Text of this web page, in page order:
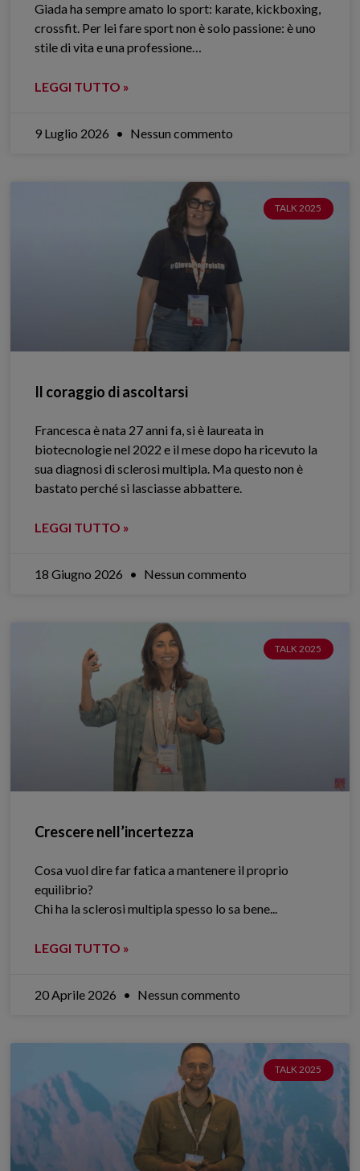
Giada ha sempre amato lo sport: karate, kickboxing,
crossfit. Per lei fare sport non è solo passione: è uno
stile di vita e una professione…
LEGGI TUTTO »
9 Luglio 2026 Nessun commento
TALK 2025
Il coraggio di ascoltarsi
Francesca è nata 27 anni fa, si è laureata in
biotecnologie nel 2022 e il mese dopo ha ricevuto la
sua diagnosi di sclerosi multipla. Ma questo non è
bastato perché si lasciasse abbattere.
LEGGI TUTTO »
18 Giugno 2026 Nessun commento
TALK 2025
Crescere nell’incertezza
Cosa vuol dire far fatica a mantenere il proprio
equilibrio?
Chi ha la sclerosi multipla spesso lo sa bene.​..
LEGGI TUTTO »
20 Aprile 2026 Nessun commento
TALK 2025